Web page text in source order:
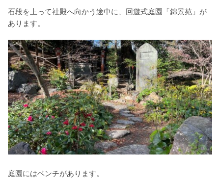
石段を上って社殿へ向かう途中に、回遊式庭園「錦景苑」が
あります。
庭園にはベンチがあります。